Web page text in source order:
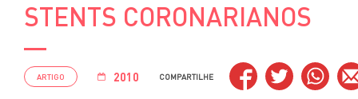
STENTS CORONARIANOS
ARTIGO 2010 COMPARTILHE